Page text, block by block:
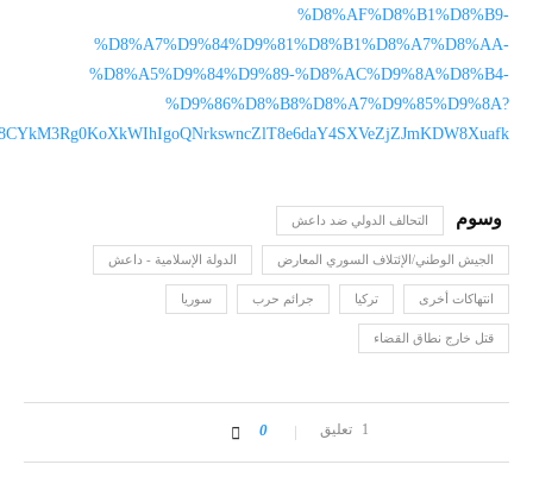
%D8%AF%D8%B1%D8%B9-
%D8%A7%D9%84%D9%81%D8%B1%D8%A7%D8%AA-
%D8%A5%D9%84%D9%89-%D8%AC%D9%8A%D8%B4-
%D9%86%D8%B8%D8%A7%D9%85%D9%8A?
التحالف الدولي ضد داعش
الجيش الوطني/الإئتلاف السوري المعارض الدولة الإسلامية - داعش
انتهاكات أخرى تركيا جرائم حرب سوريا
قتل خارج نطاق القضاء
1 تعليق 0